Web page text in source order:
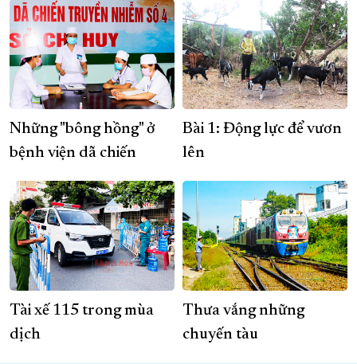
Những "bông hồng" ở
bệnh viện dã chiến
Bài 1: Động lực để vươn
lên
Tài xế 115 trong mùa
dịch
Thưa vắng những
chuyến tàu